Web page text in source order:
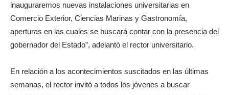
inauguraremos nuevas instalaciones universitarias en
Comercio Exterior, Ciencias Marinas y Gastronomía,
aperturas en las cuales se buscará contar con la presencia del
gobernador del Estado”, adelantó el rector universitario.
En relación a los acontecimientos suscitados en las últimas
semanas, el rector invitó a todos los jóvenes a buscar